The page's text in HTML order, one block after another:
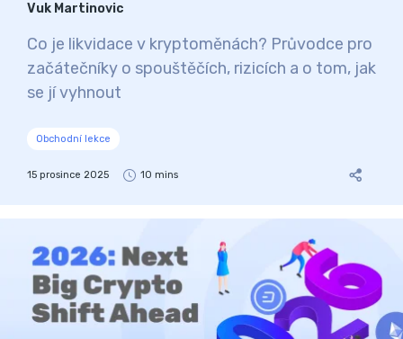
Vuk Martinovic
Co je likvidace v kryptoměnách? Průvodce pro
začátečníky o spouštěčích, rizicích a o tom, jak
se jí vyhnout
Obchodní lekce
15 prosince 2025 10 mins